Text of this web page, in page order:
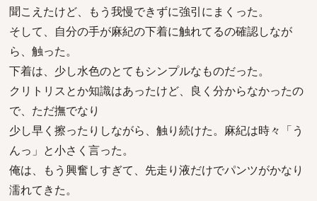
聞こえたけど、もう我慢できずに強引にまくった。
そして、自分の手が麻紀の下着に触れてるの確認しなが
ら、触った。
下着は、少し水色のとてもシンプルなものだった。
クリトリスとか知識はあったけど、良く分からなかったの
で、ただ撫でなり
少し早く擦ったりしながら、触り続けた。麻紀は時々「う
んっ」と小さく言った。
俺は、もう興奮しすぎて、先走り液だけでパンツがかなり
濡れてきた。